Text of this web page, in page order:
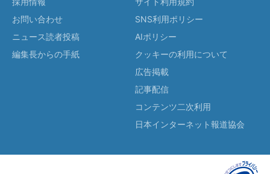
お問い合わせ
ニュース読者投稿
編集長からの手紙
SNS利用ポリシー
AIポリシー
クッキーの利用について
広告掲載
記事配信
コンテンツ二次利用
日本インターネット報道協会